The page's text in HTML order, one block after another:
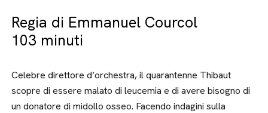
Regia di Emmanuel Courcol
103 minuti
Celebre direttore d’orchestra, il quarantenne Thibaut
scopre di essere malato di leucemia e di avere bisogno di
un donatore di midollo osseo. Facendo indagini sulla